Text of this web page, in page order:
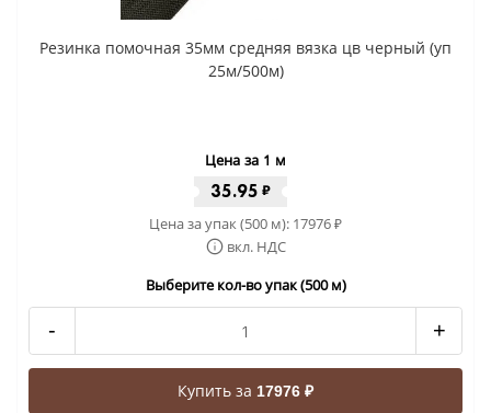
Резинка помочная 35мм средняя вязка цв черный (уп
25м/500м)
Цена за 1 м
35.95 ₽
Цена за упак (500 м): 17976₽
вкл. НДС
Выберите кол-во упак (500 м)
- +
Купить за 17976 ₽